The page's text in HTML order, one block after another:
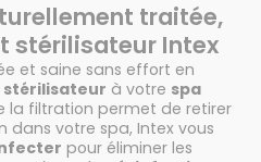
traitée,
stérilisateur Intex
et saine sans effort en
stérilisateur à votre spa
la filtration permet de retirer
dans votre spa, Intex vous
pour éliminer les